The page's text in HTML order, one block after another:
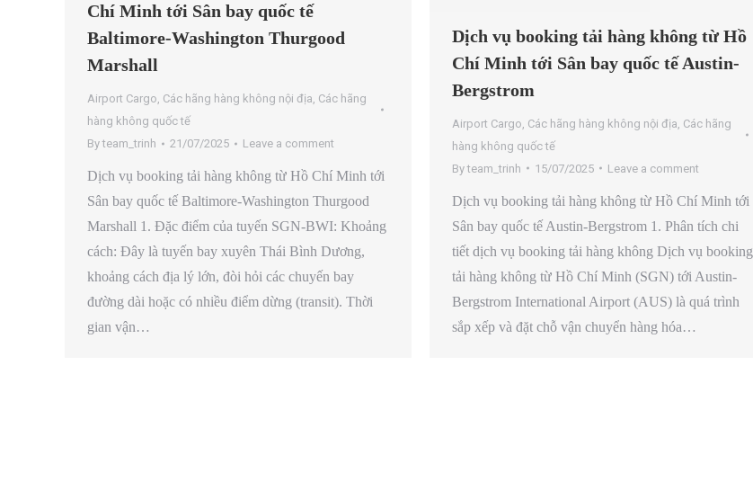
Chí Minh tới Sân bay quốc tế
Baltimore-Washington Thurgood
Marshall
Airport Cargo, Các hãng hàng không nội địa, Các hãng
hàng không quốc tế
Byteam_trinh 21/07/2025 Leave a comment
Dịch vụ booking tải hàng không từ Hồ Chí Minh tới
Sân bay quốc tế Baltimore-Washington Thurgood
Marshall 1. Đặc điểm của tuyến SGN-BWI: Khoảng
cách: Đây là tuyến bay xuyên Thái Bình Dương,
khoảng cách địa lý lớn, đòi hỏi các chuyến bay
đường dài hoặc có nhiều điểm dừng (transit). Thời
gian vận…
Dịch vụ booking tải hàng không từ Hồ
Chí Minh tới Sân bay quốc tế Austin-
Bergstrom
Airport Cargo Các hãng hàng không nội địa Các hãng
hàng không quốc tế
Byteam_trinh 15/07/2025 Leave a comment
Dịch vụ booking tải hàng không từ Hồ Chí Minh tới
Sân bay quốc tế Austin-Bergstrom 1. Phân tích chi
tiết dịch vụ booking tải hàng không Dịch vụ booking
tải hàng không từ Hồ Chí Minh (SGN) tới Austin-
Bergstrom International Airport (AUS) là quá trình
sắp xếp và đặt chỗ vận chuyển hàng hóa…